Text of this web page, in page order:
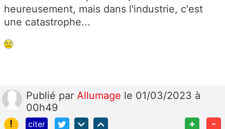
heureusement, mais dans l'industrie, c'est
une catastrophe...
Publié par Allumage le 01/03/2023 à
00h49
!
citer + -